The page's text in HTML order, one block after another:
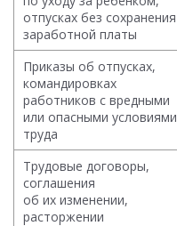
отпусках без сохранения
заработной платы
Приказы об отпусках,
командировках
работников с вредными
или опасными условиями
труда
Трудовые договоры,
соглашения
об их изменении,
расторжении